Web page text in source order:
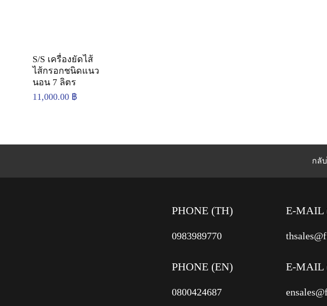
S/S เครื่องยัดไส้
ไส้กรอกชนิดแนว
นอน 7 ลิตร
11,000.00 ฿
กลั
PHONE (TH)
0983989770
PHONE (EN)
0800424687
E-MAIL
E-MAIL